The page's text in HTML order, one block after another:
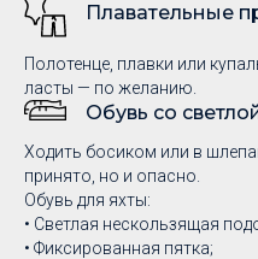
Плавательные
Полотенце, плавки или
ласты — по желанию.
Обувь со
Ходить босиком или в
принято, но и опасно.
Обувь для яхты:
• Cветлая нескользящая
• Фиксированная пятка;